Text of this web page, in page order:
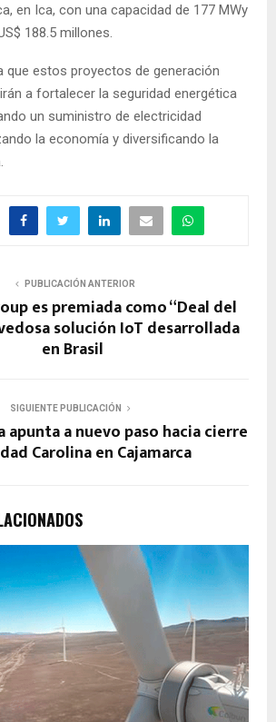
en Ica, con una capacidad de 177 MWy
188.5 millones.
que estos proyectos de generación
a fortalecer la seguridad energética
un suministro de electricidad
la economía y diversificando la
PUBLICACIÓN ANTERIOR
es premiada como “Deal del
solución IoT desarrollada
en Brasil
SIGUIENTE PUBLICACIÓN
apunta a nuevo paso hacia cierre
Carolina en Cajamarca